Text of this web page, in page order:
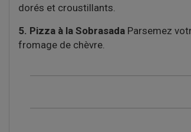
dorés et croustillants.
5. Pizza à la Sobrasada Parsemez
fromage de chèvre.